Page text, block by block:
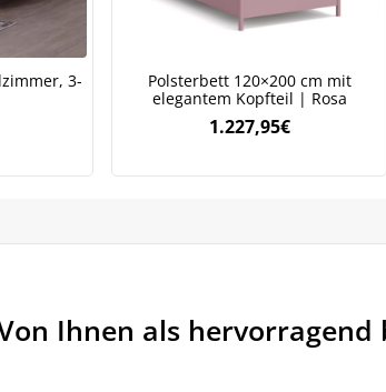
3-
Polsterbett 120×200 cm mit
elegantem Kopfteil | Rosa
1.227,95€
Ihnen als hervorragend